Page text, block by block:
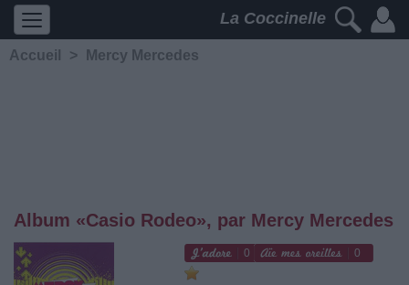
La Coccinelle
Accueil > Mercy Mercedes
Album «Casio Rodeo», par Mercy Mercedes
0 0